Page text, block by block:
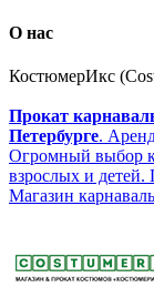
О нас
КостюмерИкс
Прокат
Петербурге.
Огромный выбор
взрослых и
Магазин